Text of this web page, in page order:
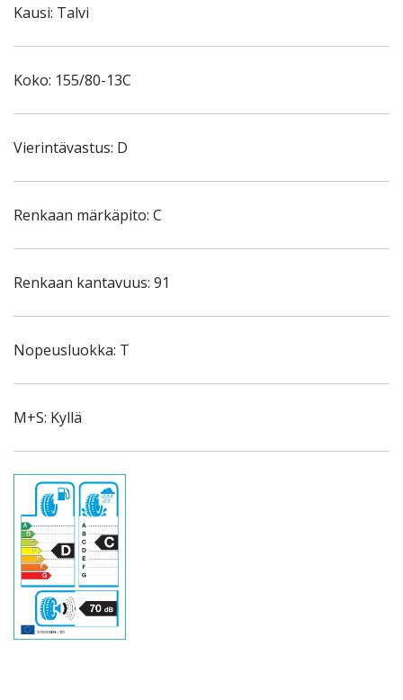
Kausi: Talvi
Koko: 155/80-13C
Vierintävastus: D
Renkaan märkäpito: C
Renkaan kantavuus: 91
Nopeusluokka: T
M+S: Kyllä